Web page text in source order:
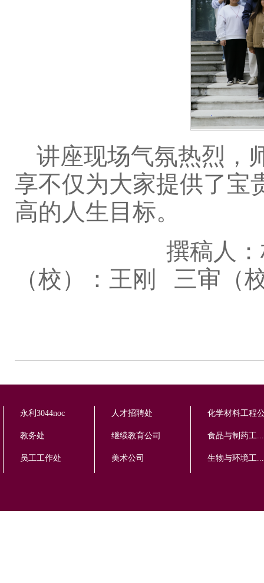
讲座现场气氛热烈，
享不仅为大家提供了宝
高的人生目标。
撰稿人：林雨
（校）：王刚 三审（
永利3044noc
教务处
员工工作处
人才招聘处
继续教育公司
美术公司
化学材料工程
食品与制药工...
生物与环境工...